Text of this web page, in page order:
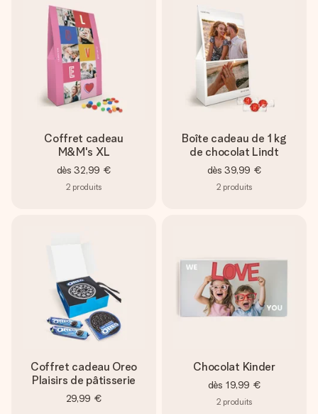
Coffret cadeau
M&M's XL
dès 32,99 €
2 produits
Boîte cadeau de 1 kg
de chocolat Lindt
dès 39,99 €
2 produits
Coffret cadeau Oreo
Plaisirs de pâtisserie
29,99 €
Chocolat Kinder
dès 19,99 €
2 produits